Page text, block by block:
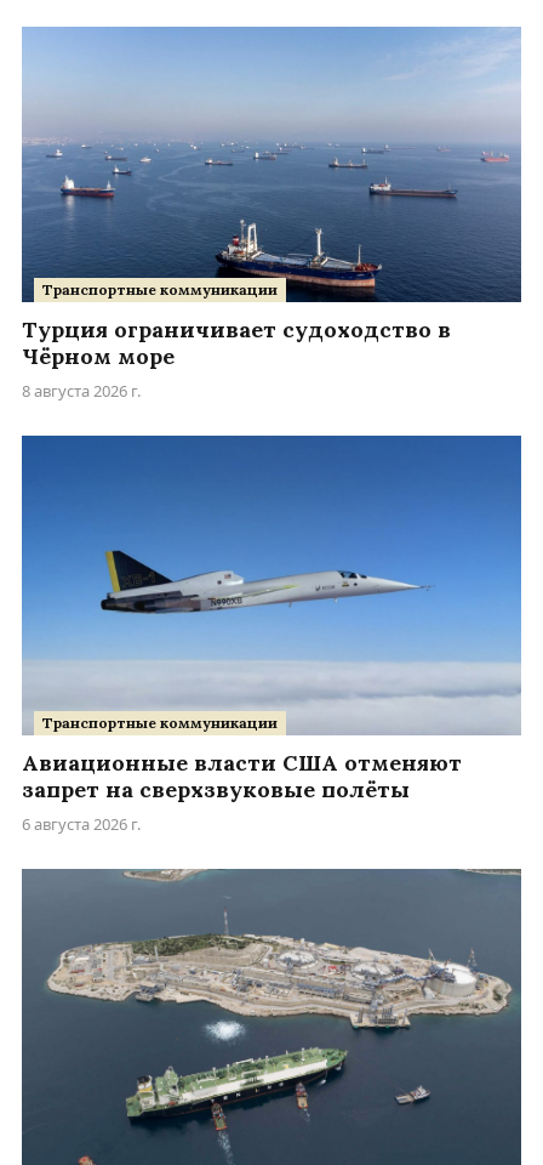
Транспортные коммуникации
Турция ограничивает судоходство в
Чёрном море
8 августа 2026 г.
Транспортные коммуникации
Авиационные власти США отменяют
запрет на сверхзвуковые полёты
6 августа 2026 г.